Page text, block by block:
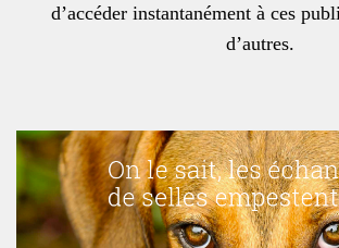
d’accéder instantanément à ces
d’autres.